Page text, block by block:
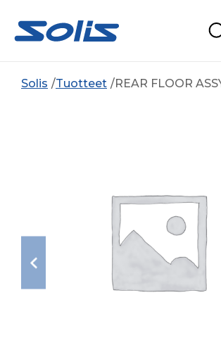
Solis Tuotteet REAR FLOOR